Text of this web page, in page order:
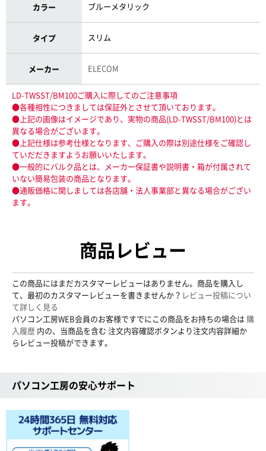
カラー ブルーメタリック
タイプ スリム
メーカー ELECOM
LD-TWSST/BM100ご購入に際してのご注意事項
●各種相性につきましては保証外とさせて頂いております。
●上記の画像はイメージであり、実物の商品(LD-TWSST/BM100)とは
異なる場合がございます。
●上記仕様は参考仕様となります、ご購入の際は別途仕様をご確認し
ていだだきますようお願いいたします。
●一般的にバルク品とは、メーカー保証書や説明書・箱が付属されて
いない簡易包装の商品となります。
●通販価格に関しましては各店舗・法人事業部と異なる場合がござい
ます。
商品レビュー
この商品にはまだカスタマーレビューはありません。商品を購入し
て、最初のカスタマーレビューを書きませんか？ レビュー投稿につい
て詳しく見る
パソコン工房WEB会員のお客様ですでにこの商品をお持ちの場合は 購
入履歴 内の、当商品を含む 注文内容確認ボタンより注文内容詳細か
らレビュー投稿ができます。
パソコン工房の安心サポート